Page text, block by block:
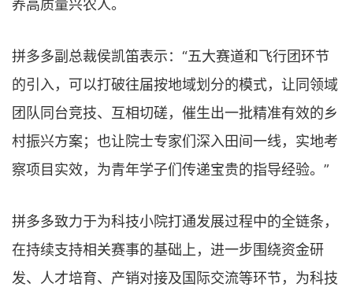
养高质量兴农人。
拼多多副总裁侯凯笛表示：“五大赛道和飞行团环节
的引入，可以打破往届按地域划分的模式，让同领域
团队同台竞技、互相切磋，催生出一批精准有效的乡
村振兴方案；也让院士专家们深入田间一线，实地考
察项目实效，为青年学子们传递宝贵的指导经验。”
拼多多致力于为科技小院打通发展过程中的全链条，
在持续支持相关赛事的基础上，进一步围绕资金研
发、人才培育、产销对接及国际交流等环节，为科技